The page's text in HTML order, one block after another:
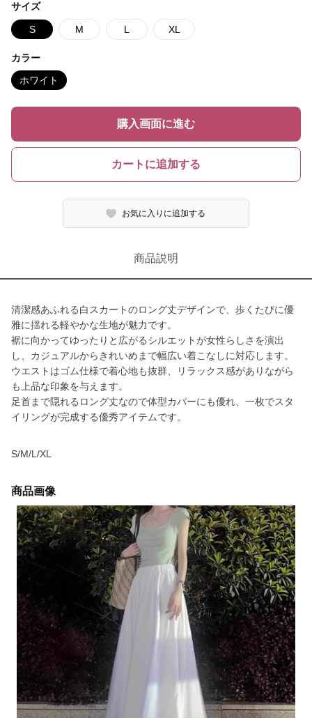
サイズ
S M L XL
カラー
ホワイト
購入画面に進む
カートに追加する
お気に入りに追加する
商品説明
清潔感あふれる白スカートのロング丈デザインで、歩くたびに優
雅に揺れる軽やかな生地が魅力です。
裾に向かってゆったりと広がるシルエットが女性らしさを演出
し、カジュアルからきれいめまで幅広い着こなしに対応します。
ウエストはゴム仕様で着心地も抜群、リラックス感がありながら
も上品な印象を与えます。
足首まで隠れるロング丈なので体型カバーにも優れ、一枚でスタ
イリングが完成する優秀アイテムです。
S/M/L/XL
商品画像